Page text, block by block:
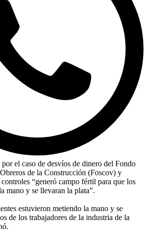
el caso de desvíos de dinero del Fondo
de la Construcción (Foscov) y
“generó campo fértil para que los
mano y se llevaran la plata”.
estuvieron metiendo la mano y se
de los trabajadores de la industria de la